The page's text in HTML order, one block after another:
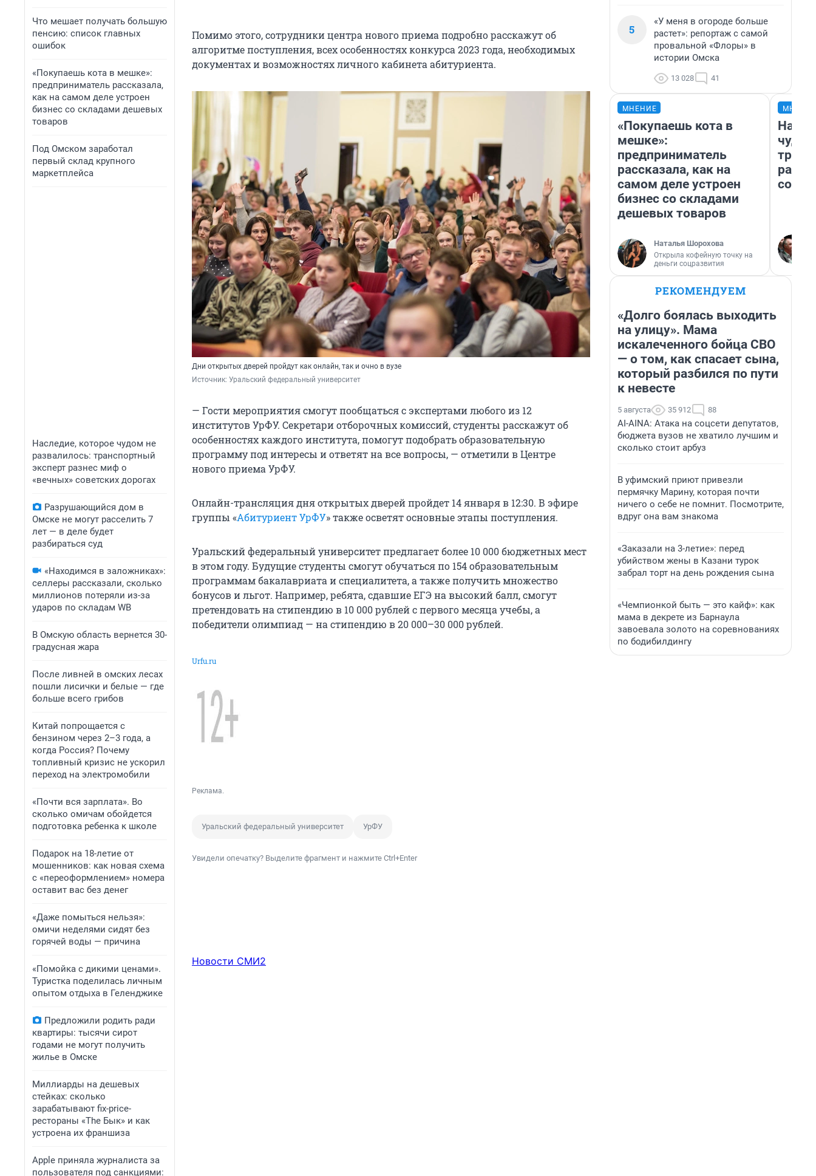
Что мешает получать большую
пенсию: список главных
ошибок
«Покупаешь кота в мешке»:
предприниматель рассказала,
как на самом деле устроен
бизнес со складами дешевых
товаров
Под Омском заработал
первый склад крупного
маркетплейса
Наследие, которое чудом не
развалилось: транспортный
эксперт разнес миф о
«вечных» советских дорогах
Разрушающийся дом в
Омске не могут расселить 7
лет — в деле будет
разбираться суд
«Находимся в заложниках»:
селлеры рассказали, сколько
миллионов потеряли из-за
ударов по складам WB
В Омскую область вернется 30-
градусная жара
После ливней в омских лесах
пошли лисички и белые — где
больше всего грибов
Китай попрощается с
бензином через 2–3 года, а
когда Россия? Почему
топливный кризис не ускорил
переход на электромобили
«Почти вся зарплата». Во
сколько омичам обойдется
подготовка ребенка к школе
Подарок на 18-летие от
мошенников: как новая схема
с «переоформлением» номера
оставит вас без денег
«Даже помыться нельзя»:
омичи неделями сидят без
горячей воды — причина
«Помойка с дикими ценами».
Туристка поделилась личным
опытом отдыха в Геленджике
Предложили родить ради
квартиры: тысячи сирот
годами не могут получить
жилье в Омске
Миллиарды на дешевых
стейках: сколько
зарабатывают fix-price-
рестораны «The Бык» и как
устроена их франшиза
Apple приняла журналиста за
пользователя под санкциями:
Помимо этого, сотрудники центра нового приема подробно расскажут об
алгоритме поступления, всех особенностях конкурса 2023 года, необходимых
документах и возможностях личного кабинета абитуриента.
Дни открытых дверей пройдут как онлайн, так и очно в вузе
Источник: Уральский федеральный университет
— Гости мероприятия смогут пообщаться с экспертами любого из 12
институтов УрФУ. Секретари отборочных комиссий, студенты расскажут об
особенностях каждого института, помогут подобрать образовательную
программу под интересы и ответят на все вопросы, — отметили в Центре
нового приема УрФУ.
Онлайн-трансляция дня открытых дверей пройдет 14 января в 12:30. В эфире
группы «Абитуриент УрФУ» также осветят основные этапы поступления.
Уральский федеральный университет предлагает более 10 000 бюджетных мест
в этом году. Будущие студенты смогут обучаться по 154 образовательным
программам бакалавриата и специалитета, а также получить множество
бонусов и льгот. Например, ребята, сдавшие ЕГЭ на высокий балл, смогут
претендовать на стипендию в 10 000 рублей с первого месяца учебы, а
победители олимпиад — на стипендию в 20 000–30 000 рублей.
Urfu.ru
Реклама.
Уральский федеральный университет УрФУ
Увидели опечатку? Выделите фрагмент и нажмите Ctrl+Enter
Новости СМИ2
5
«У меня в огороде больше
растет»: репортаж с самой
провальной «Флоры» в
истории Омска
13 028 41
МНЕНИЕ
«Покупаешь кота в
мешке»:
предприниматель
рассказала, как на
самом деле устроен
бизнес со складами
дешевых товаров
Наталья Шорохова
Открыла кофейную точку на
деньги соцразвития
РЕКОМЕНДУЕМ
«Долго боялась выходить
на улицу». Мама
искалеченного бойца СВО
— о том, как спасает сына,
который разбился по пути
к невесте
5 августа 35 912 88
AI-AINA: Атака на соцсети депутатов,
бюджета вузов не хватило лучшим и
сколько стоит арбуз
В уфимский приют привезли
пермячку Марину, которая почти
ничего о себе не помнит. Посмотрите,
вдруг она вам знакома
«Заказали на 3-летие»: перед
убийством жены в Казани турок
забрал торт на день рождения сына
«Чемпионкой быть — это кайф»: как
мама в декрете из Барнаула
завоевала золото на соревнованиях
по бодибилдингу